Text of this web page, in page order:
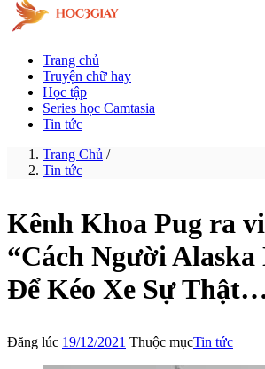
Trang chủ
Truyện chữ hay
Học tập
Series học Camtasia
Tin tức
Trang Chủ /
Tin tức
Kênh Khoa Pug ra
“Cách Người Alaska
Để Kéo Xe Sự
Đăng lúc 19/12/2021 Thuộc mụcTin tức